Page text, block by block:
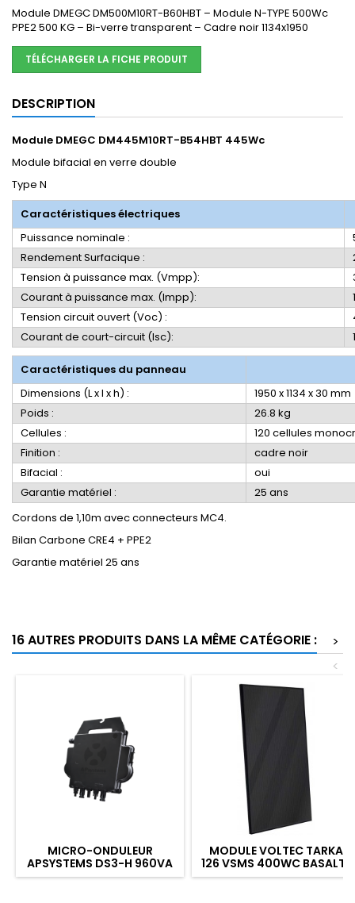
Module DMEGC DM500M10RT-B60HBT – Module N-TYPE 500Wc
PPE2 500 KG – Bi-verre transparent – Cadre noir 1134x1950
TÉLÉCHARGER LA FICHE PRODUIT
DESCRIPTION
Module DMEGC DM445M10RT-B54HBT 445Wc
Module bifacial en verre double
Type N
Caractéristiques électriques
Puissance nominale :
Rendement Surfacique :
Tension à puissance max. (Vmpp):
Courant à puissance max. (Impp):
Tension circuit ouvert (Voc) :
Courant de court-circuit (Isc):
Caractéristiques du panneau
Dimensions (L x l x h) :
1950 x 1134 x 30 mm
Poids :
26.8 kg
Cellules :
120 cellules
Finition :
cadre noir
Bifacial :
oui
Garantie matériel :
25 ans
Cordons de 1,10m avec connecteurs MC4.
Bilan Carbone CRE4 + PPE2
Garantie matériel 25 ans
16 AUTRES PRODUITS DANS LA MÊME CATÉGORIE :
>
<
MICRO-ONDULEUR
APSYSTEMS DS3-H 960VA
GARANTIE STANDARD 12
MODULE VOLTEC TARKA
126 VSMS 400WC BASALTE
MONOCRISTALLIN